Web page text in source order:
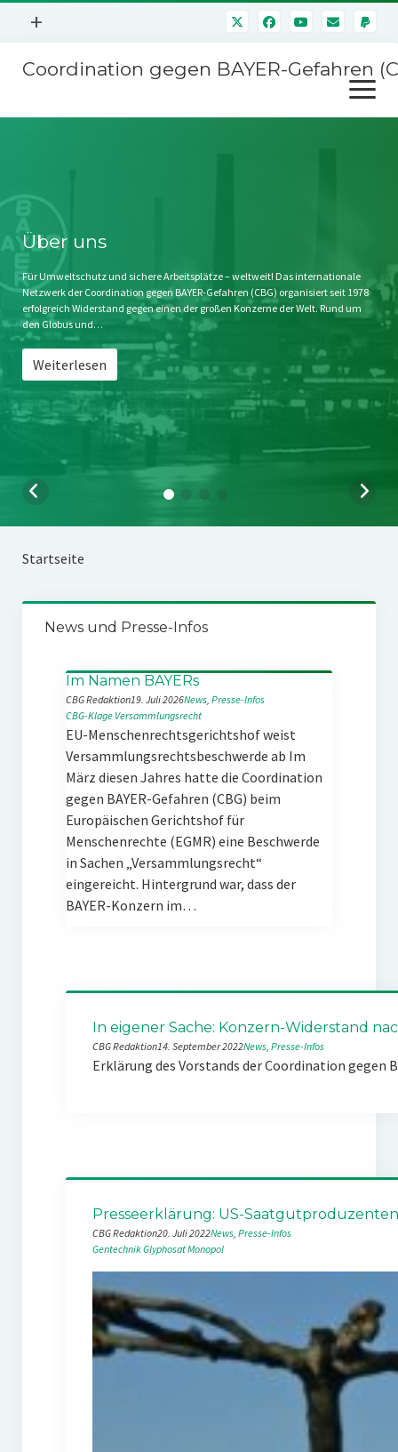
Menü
+
Mitmachen
Kontakt
Impressum
Störfälle
Coordination gegen BAYER-Gefahren
Menü
öffnen
Stichwort BAYER
Jahrestagung
SPENDEN
Über uns
Für Umweltschutz und sichere Arbeitsplätze – weltweit! Das internationale
Netzwerk der Coordination gegen BAYER-Gefahren (CBG) organisiert seit 1978
erfolgreich Widerstand gegen einen der großen Konzerne der Welt. Rund um
den Globus und…
Weiterlesen
Startseite
News und Presse-Infos
Im Namen BAYERs
CBG Redaktion19. Juli 2026News, Presse-Infos
CBG-Klage Versammlungsrecht
EU-Menschenrechtsgerichtshof weist
Versammlungsrechtsbeschwerde ab Im
März diesen Jahres hatte die Coordination
gegen BAYER-Gefahren (CBG) beim
Europäischen Gerichtshof für
Menschenrechte (EGMR) eine Beschwerde
in Sachen „Versammlungsrecht“
eingereicht. Hintergrund war, dass der
BAYER-Konzern im…
In eigener Sache: Konzern-Widerstand
CBG Redaktion14. September 2022News, Presse-Infos
Erklärung des Vorstands der Coordination
Presseerklärung: US-
CBG Redaktion20. Juli 2022News, Presse-Infos
GentechnikGlyphosatMonopol